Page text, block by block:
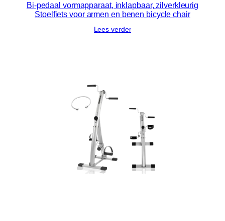
Bi-pedaal vormapparaat, inklapbaar, zilverkleurig
Stoelfiets voor armen en benen bicycle chair
Lees verder